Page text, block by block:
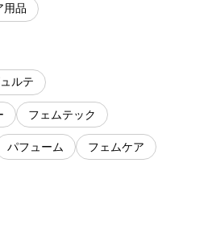
用品
ルテ
フェムテック
パフューム フェムケア